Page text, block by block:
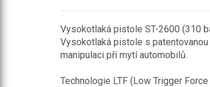
Vysokotlaká pistole ST-2600 (310
Vysokotlaká pistole s
manipulaci při mytí automobilů.
Technologie LTF (Low Trigger